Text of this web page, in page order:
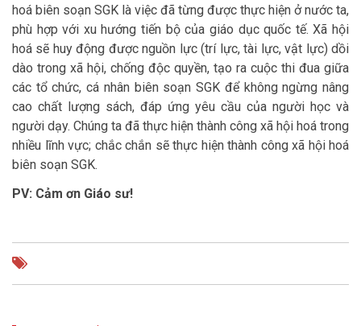
hoá biên soạn SGK là việc đã từng được thực hiện ở nước ta,
phù hợp với xu hướng tiến bộ của giáo dục quốc tế. Xã hội
hoá sẽ huy động được nguồn lực (trí lực, tài lực, vật lực) dồi
dào trong xã hội, chống độc quyền, tạo ra cuộc thi đua giữa
các tổ chức, cá nhân biên soạn SGK để không ngừng nâng
cao chất lượng sách, đáp ứng yêu cầu của người học và
người dạy. Chúng ta đã thực hiện thành công xã hội hoá trong
nhiều lĩnh vực; chắc chắn sẽ thực hiện thành công xã hội hoá
biên soạn SGK.
PV: Cảm ơn Giáo sư!